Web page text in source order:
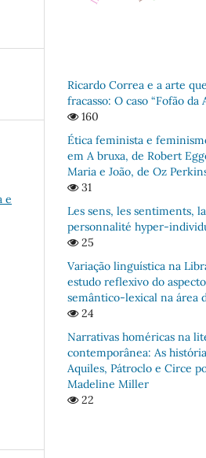
e
Ricardo Correa e a arte
fracasso: O caso “Fofão da
160
Ética feminista e
em A bruxa, de Robert
Maria e João, de Oz
31
Les sens, les sentiments, la
personnalité hyper-
25
Variação linguística na
estudo reflexivo do aspecto
semântico-lexical na área
24
Narrativas homéricas na
contemporânea: As
Aquiles, Pátroclo e Circe
Madeline Miller
22